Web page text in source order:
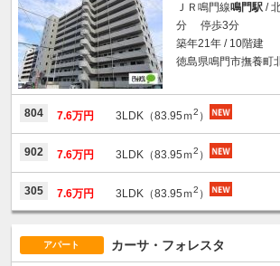
ＪＲ鳴門線鳴門駅 /
分 停歩3分
築年21年 / 10階建
徳島県鳴門市撫養町
804 7.6万円 3LDK（83.95ｍ2 ）
902 7.6万円 3LDK（83.95ｍ2 ）
305 7.6万円 3LDK（83.95ｍ2 ）
アパート カーサ・フォレスタ